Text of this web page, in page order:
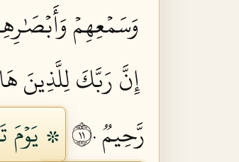
وَسَمۡعِهِمۡ
إِنَّ رَبَّكَ لِلَّذِينَ
رَّحِيمٞ ١١٠
۞